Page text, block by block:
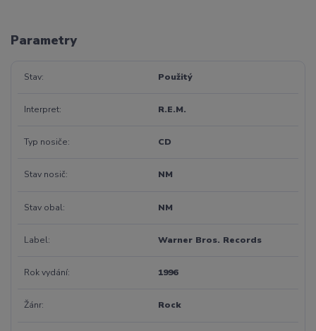
Parametry
Stav Použitý
Interpret R.E.M.
Typ nosiče CD
Stav nosič NM
Stav obal NM
Label Warner Bros. Records
Rok vydání 1996
Žánr Rock